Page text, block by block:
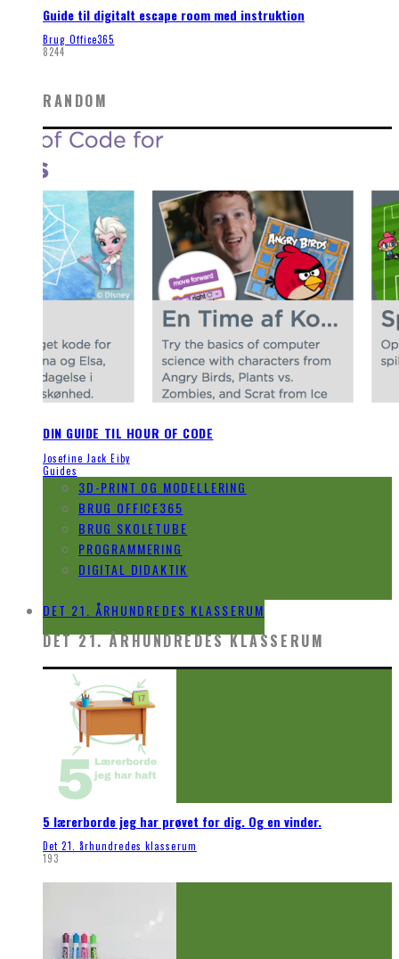
Guide til digitalt escape room med instruktion
Brug Office365
8244
RANDOM
DIN GUIDE TIL HOUR OF CODE
Josefine Jack Eiby
Guides
3D-PRINT OG MODELLERING
BRUG OFFICE365
BRUG SKOLETUBE
PROGRAMMERING
DIGITAL DIDAKTIK
DET 21. ÅRHUNDREDES KLASSERUM
DET 21. ÅRHUNDREDES KLASSERUM
5 lærerborde jeg har prøvet for dig. Og en vinder.
Det 21. århundredes klasserum
193